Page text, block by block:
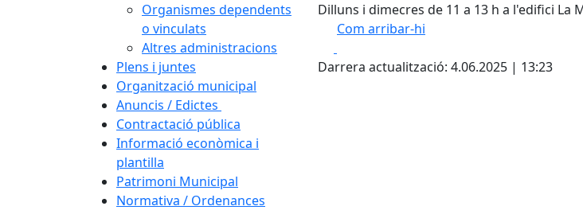
Organismes dependents
o vinculats
Altres administracions
Plens i juntes
Organització municipal
Anuncis / Edictes
Contractació pública
Informació econòmica i
plantilla
Patrimoni Municipal
Normativa / Ordenances
Dilluns i dimecres de 11 a 13 h a l'edifici La
Com arribar-hi
+
Darrera actualització: 4.06.2025 | 13:23